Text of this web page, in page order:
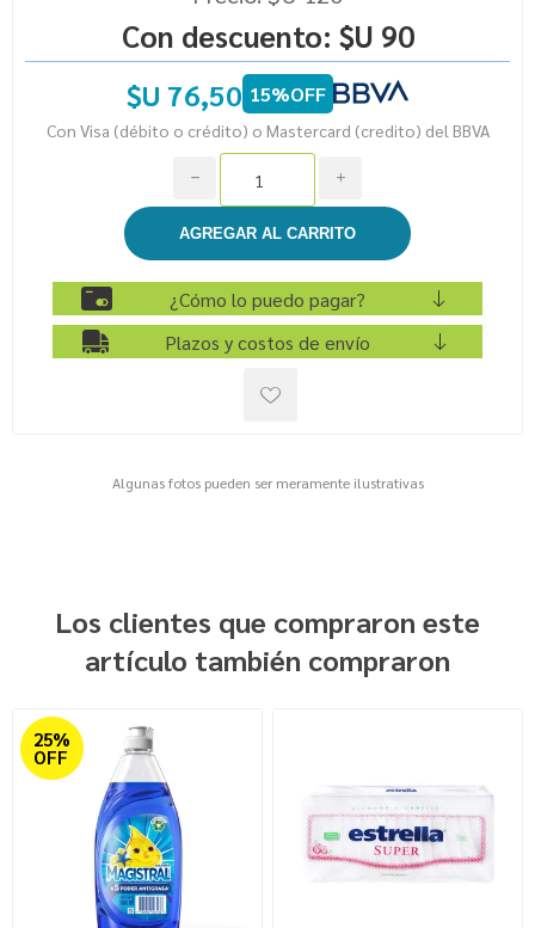
Con descuento: $U 90
$U 76,50 15%OFF
Con Visa (débito o crédito) o Mastercard (credito) del BBVA
i
h
¿Cómo lo puedo pagar?
Plazos y costos de envío
Algunas fotos pueden ser meramente ilustrativas
Los clientes que compraron este
artículo también compraron
25%
OFF